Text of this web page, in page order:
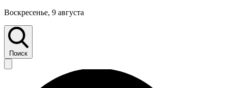
Воскресенье, 9 августа
Поиск